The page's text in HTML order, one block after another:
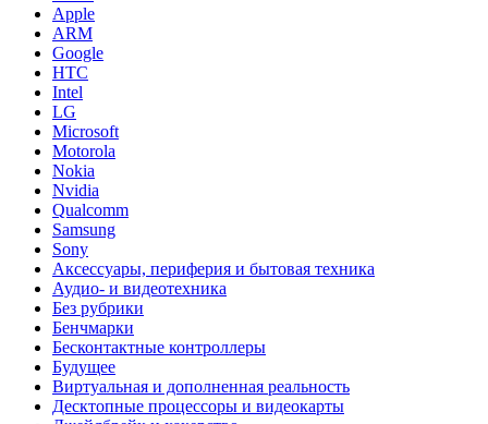
Apple
ARM
Google
HTC
Intel
LG
Microsoft
Motorola
Nokia
Nvidia
Qualcomm
Samsung
Sony
Аксессуары, периферия и бытовая техника
Аудио- и видеотехника
Без рубрики
Бенчмарки
Бесконтактные контроллеры
Будущее
Виртуальная и дополненная реальность
Десктопные процессоры и видеокарты